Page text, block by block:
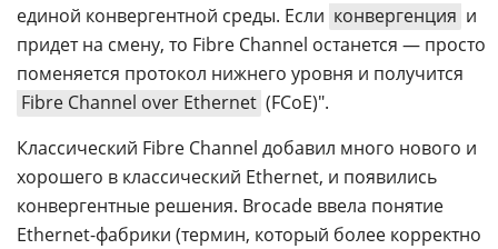
единой конвергентной среды. Если конвергенция и
придет на смену, то Fibre Channel останется — просто
поменяется протокол нижнего уровня и получится
Fibre Channel over Ethernet (FCoE)".
Классический Fibre Channel добавил много нового и
хорошего в классический Ethernet, и появились
конвергентные решения. Brocade ввела понятие
Ethernet-фабрики (термин, который более корректно